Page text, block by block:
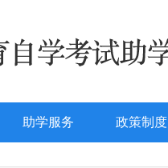
助学服务 政策制度